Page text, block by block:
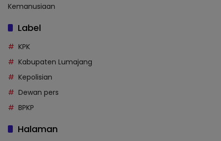
Kemanusiaan
Label
KPK
Kabupaten Lumajang
Kepolisian
Dewan pers
BPKP
Halaman